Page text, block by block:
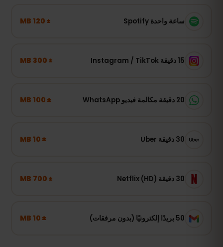
ساعة واحدة Spotify ± 120 MB
15 دقيقة Instagram / TikTok ± 300 MB
20 دقيقة مكالمة فيديو WhatsApp ± 100 MB
30 دقيقة Uber ± 10 MB
30 دقيقة Netflix (HD) ± 700 MB
50 بريدًا إلكترونيًا (بدون مرفقات) ± 10 MB